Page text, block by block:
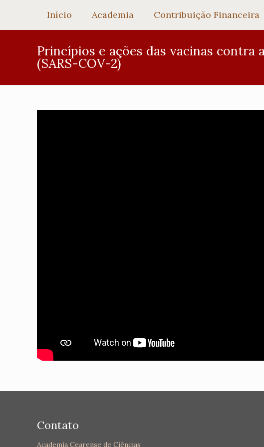
Início Academia Contribuição Financeira
Princípios e ações das vacinas contra
(SARS-COV-2)
Contato
Academia Cearense de Ciências